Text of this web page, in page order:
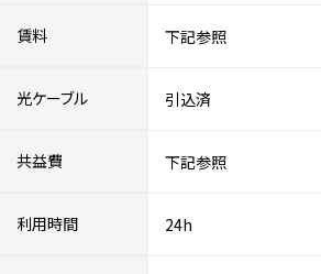
賃料 下記参照
光ケーブル 引込済
共益費 下記参照
利用時間 24h